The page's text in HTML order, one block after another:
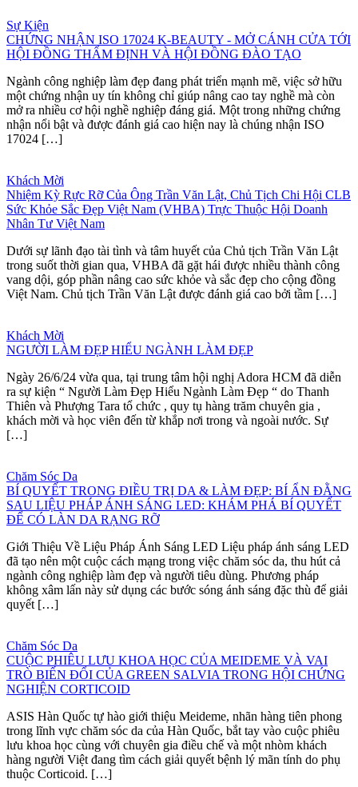
Sự Kiện
CHỨNG NHẬN ISO 17024 K-BEAUTY - MỞ CÁNH CỬA TỚI
HỘI ĐỒNG THẨM ĐỊNH VÀ HỘI ĐỒNG ĐÀO TẠO
Ngành công nghiệp làm đẹp đang phát triển mạnh mẽ, việc sở hữu
một chứng nhận uy tín không chỉ giúp nâng cao tay nghề mà còn
mở ra nhiều cơ hội nghề nghiệp đáng giá. Một trong những chứng
nhận nổi bật và được đánh giá cao hiện nay là chúng nhận ISO
17024 […]
Khách Mời
Nhiệm Kỳ Rực Rỡ Của Ông Trần Văn Lật, Chủ Tịch Chi Hội CLB
Sức Khỏe Sắc Đẹp Việt Nam (VHBA) Trực Thuộc Hội Doanh
Nhân Tư Việt Nam
Dưới sự lãnh đạo tài tình và tâm huyết của Chủ tịch Trần Văn Lật
trong suốt thời gian qua, VHBA đã gặt hái được nhiều thành công
vang dội, góp phần nâng cao sức khỏe và sắc đẹp cho cộng đồng
Việt Nam. Chủ tịch Trần Văn Lật được đánh giá cao bởi tầm […]
Khách Mời
NGƯỜI LÀM ĐẸP HIỂU NGÀNH LÀM ĐẸP
Ngày 26/6/24 vừa qua, tại trung tâm hội nghị Adora HCM đã diễn
ra sự kiện “ Người Làm Đẹp Hiểu Ngành Làm Đẹp “ do Thanh
Thiên và Phượng Tara tổ chức , quy tụ hàng trăm chuyên gia ,
khách mời và học viên đến từ khắp nơi trong và ngoài nước. Sự
[…]
Chăm Sóc Da
BÍ QUYẾT TRONG ĐIỀU TRỊ DA & LÀM ĐẸP: BÍ ẨN ĐẰNG
SAU LIỆU PHÁP ÁNH SÁNG LED: KHÁM PHÁ BÍ QUYẾT
ĐỂ CÓ LÀN DA RẠNG RỠ
Giới Thiệu Về Liệu Pháp Ánh Sáng LED Liệu pháp ánh sáng LED
đã tạo nên một cuộc cách mạng trong việc chăm sóc da, thu hút cả
ngành công nghiệp làm đẹp và người tiêu dùng. Phương pháp
không xâm lấn này sử dụng các bước sóng ánh sáng đặc thù để giải
quyết […]
Chăm Sóc Da
CUỘC PHIÊU LƯU KHOA HỌC CỦA MEIDEME VÀ VAI
TRÒ BIẾN ĐỔI CỦA GREEN SALVIA TRONG HỘI CHỨNG
NGHIỆN CORTICOID
ASIS Hàn Quốc tự hào giới thiệu Meideme, nhãn hàng tiên phong
trong lĩnh vực chăm sóc da của Hàn Quốc, bắt tay vào cuộc phiêu
lưu khoa học cùng với chuyên gia điều chế và một nhòm khách
hàng người Việt đang tìm cách giải quyết bệnh lý mãn tính do phụ
thuộc Corticoid. […]